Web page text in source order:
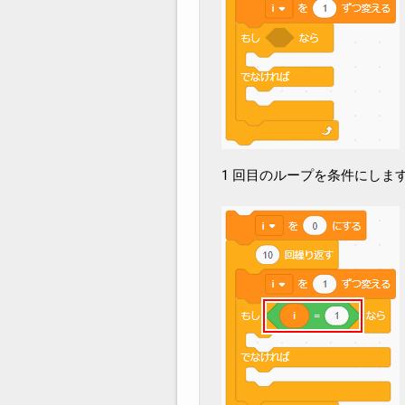
1 回目のループを条件にしま